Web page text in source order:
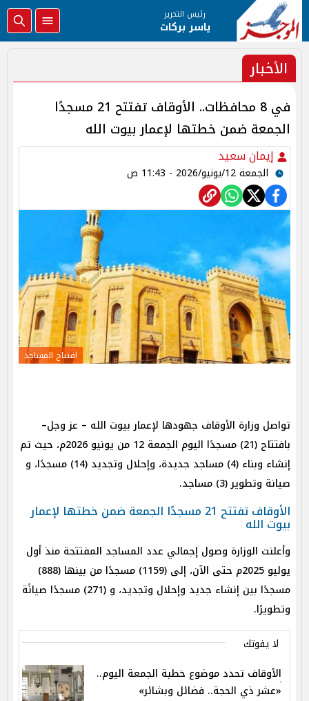
رئيس التحرير
ياسر بركات
الأخبار
في 8 محافظات.. الأوقاف تفتتح 21 مسجدًا
الجمعة ضمن خطتها لإعمار بيوت الله
إيمان سعيد
الجمعة 12/يونيو/2026 - 11:43 ص
افتتاح المساجد
تواصل وزارة الأوقاف جهودها لإعمار بيوت الله – عز وجل–
بافتتاح (21) مسجدًا اليوم الجمعة 12 من يونيو 2026م، حيث تم
إنشاء وبناء (4) مساجد جديدة، وإحلال وتجديد (14) مسجدًا، و
صيانة وتطوير (3) مساجد.
الأوقاف تفتتح 21 مسجدًا الجمعة ضمن خطتها لإعمار
بيوت الله
وأعلنت الوزارة وصول إجمالي عدد المساجد المفتتحة منذ أول
يوليو 2025م حتى الآن، إلى (1159) مسجدًا من بينها (888)
مسجدًا بين إنشاء جديد وإحلال وتجديد، و (271) مسجدًا صيانًة
وتطويرًا.
لا يفوتك
الأوقاف تحدد موضوع خطبة الجمعة اليوم..
«عشر ذي الحجة.. فضائل وبشائر»